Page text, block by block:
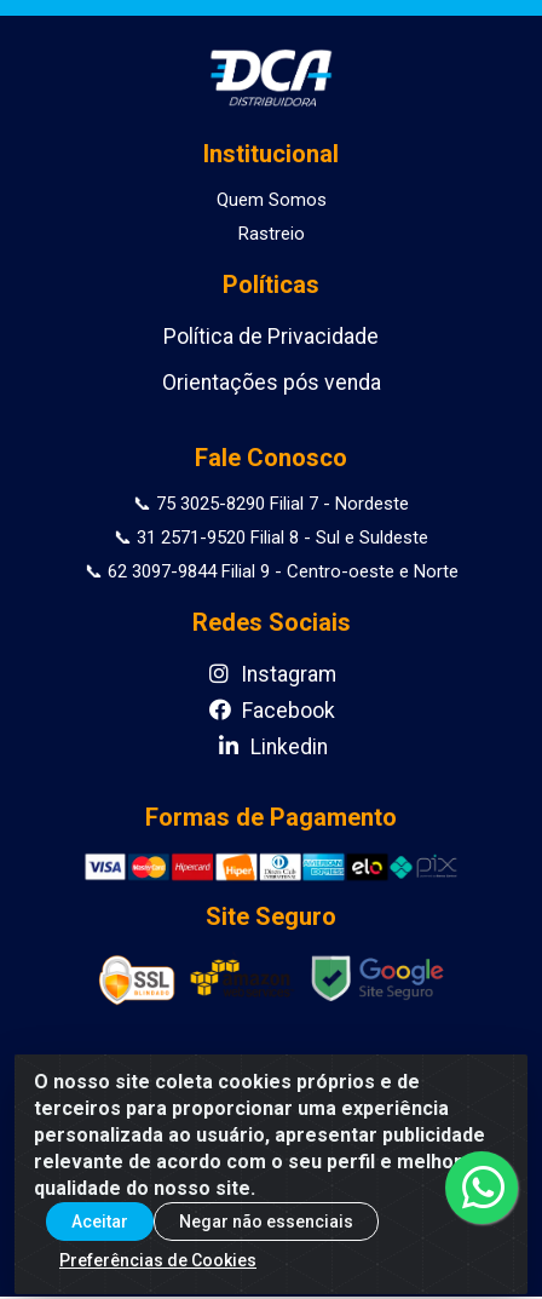
O nosso site coleta cookies próprios e de
terceiros para proporcionar uma experiência
personalizada ao usuário, apresentar publicidade
relevante de acordo com o seu perfil e melhorar a
qualidade do nosso site.
Aceitar
Negar não essenciais
Preferências de Cookies
Institucional
Quem Somos
Rastreio
Políticas
Política de Privacidade
Orientações pós venda
Fale Conosco
📞 75 3025-8290 Filial 7 - Nordeste
📞 31 2571-9520 Filial 8 - Sul e Suldeste
📞 62 3097-9844 Filial 9 - Centro-oeste e Norte
Redes Sociais
Instagram
Facebook
Linkedin
Formas de Pagamento
Site Seguro
DCA DISTRIBUIDORA DE COSMETICOS LTDA - AV DEPUTADO
LUIS EDUARDO MAGALHAES, Humildes, Feira de Santana/BA
- CEP 44135-000 - CNPJ: 31.912.909/0001-40